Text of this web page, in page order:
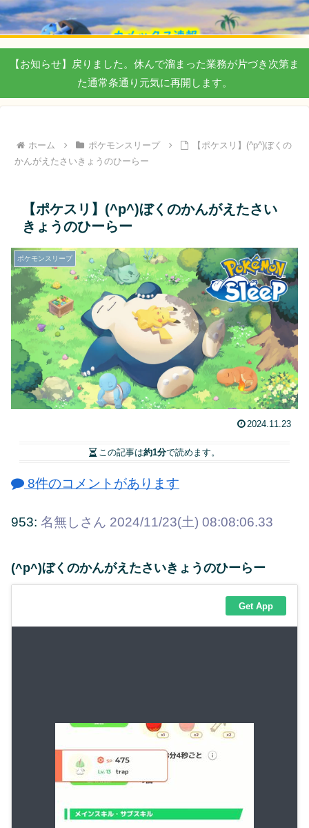
【お知らせ】戻りました。休んで溜まった業務が片づき次第ま
た通常条通り元気に再開します。
ホーム ポケモンスリープ
【ポケスリ】(^p^)ぼくの
かんがえたさいきょうのひーらー
【ポケスリ】(^p^)ぼくのかんがえたさい
きょうのひーらー
ポケモンスリープ
2024.11.23
この記事は約1分で読めます。
8件のコメントがあります
953: 名無しさん 2024/11/23(土) 08:08:06.33
(^p^)ぼくのかんがえたさいきょうのひーらー